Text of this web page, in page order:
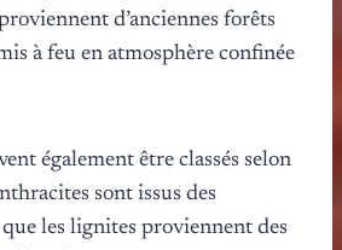
d’anciennes forêts
à feu en atmosphère confinée
également être classés selon
sont issus des
les lignites proviennent des